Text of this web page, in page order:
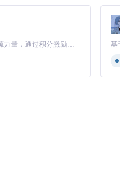
提交的完整流程，包含车次
）和任务分配均衡度（
禁的风险。
构
「源启盛夏」暑期校园开发者成长计划旨在激活校园开源力量，通过积分激励、认证扶持、资源倾斜等形式，引导高校组织和开发者完成「入驻 — 建项目 — 做贡献 — 获认证 — 得资源」的完整闭环。无论你是想带领社团入驻平台的组织者，还是希望用代码贡献证明自己的开发者，都能在这里找到属于你的成长路径。